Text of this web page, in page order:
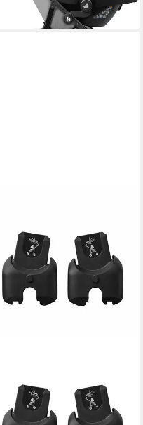
lieferbar - in 1-2 Werktagen bei dir
Cosi Adapter für Babyschale,
zum Befestigen der Maxi-Cosi
Babysch